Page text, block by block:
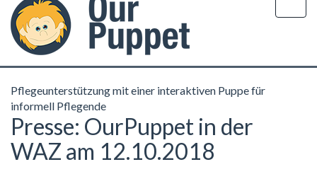
zum
Inhalt
Pflegeunterstützung mit einer interaktiven Puppe für
informell Pflegende
Presse: OurPuppet in der
WAZ am 12.10.2018